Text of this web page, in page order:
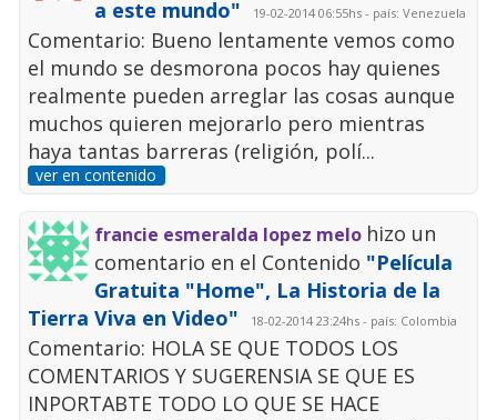
a este mundo" 19-02-2014 06:55hs - país: Venezuela
Comentario: Bueno lentamente vemos como
el mundo se desmorona pocos hay quienes
realmente pueden arreglar las cosas aunque
muchos quieren mejorarlo pero mientras
haya tantas barreras (religión, polí...
ver en contenido
francie esmeralda lopez melo hizo un
comentario en el Contenido "Película
Gratuita "Home", La Historia de la
Tierra Viva en Video"
18-02-2014 23:24hs - país: Colombia
Comentario: HOLA SE QUE TODOS LOS
COMENTARIOS Y SUGERENSIA SE QUE ES
INPORTABTE TODO LO QUE SE HACE